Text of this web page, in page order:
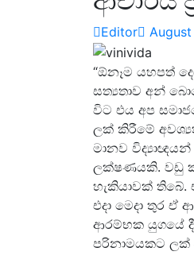
Editor August
“ඕනෑම යහපත්
සත්‍යතාව අන්
විට එය අප
ලක් කිරීමේ
මානව
ලක්ෂණයකි. වඩු
හැකියාවක්
එදා මෙදා තුර
ආරම්භක යුගයේ දී
පරිනාමයකට ලක්